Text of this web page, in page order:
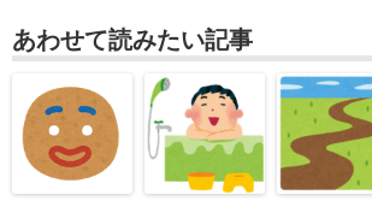
あわせて読みたい記事